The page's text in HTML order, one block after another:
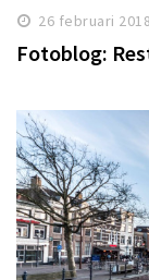
26 februari 2018
Fotoblog: